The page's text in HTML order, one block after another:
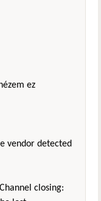
ez
vendor detected
closing: